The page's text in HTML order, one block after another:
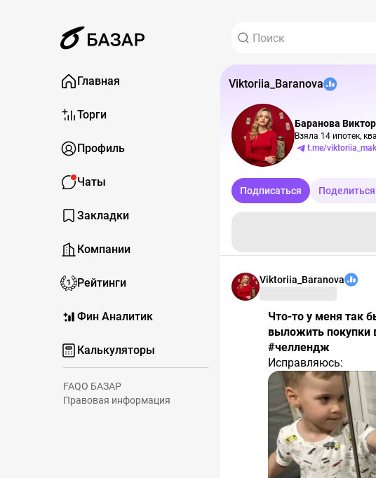
Главная
Торги
Профиль
Чаты
Закладки
Компании
Рейтинги
Фин Аналитик
Калькуляторы
FAQО БАЗАР
Правовая информация
Viktoriia_Baranova
Баранова
t.me/
Подписаться Поделиться
Viktoriia_Baranova
Что-то у меня так быстро пролетела неделя, что я даже забыла
выложить покупки
#челлендж
Исправляюсь:
Никите купила
Компания
что и дивгэп
В портфель
Пара Юань/Рубль
сопротивление